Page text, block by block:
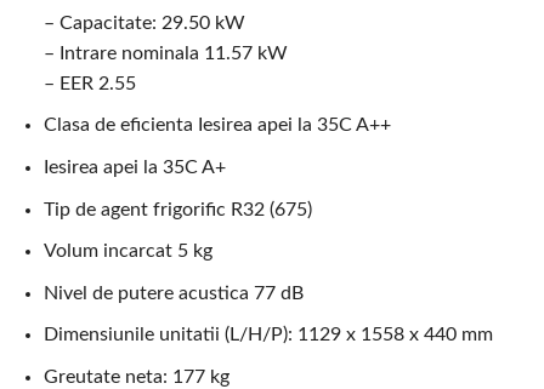
– Capacitate: 29.50 kW
– Intrare nominala 11.57 kW
– EER 2.55
Clasa de eficienta Iesirea apei la 35C A++
Iesirea apei la 35C A+
Tip de agent frigorific R32 (675)
Volum incarcat 5 kg
Nivel de putere acustica 77 dB
Dimensiunile unitatii (L/H/P): 1129 x 1558 x 440 mm
Greutate neta: 177 kg